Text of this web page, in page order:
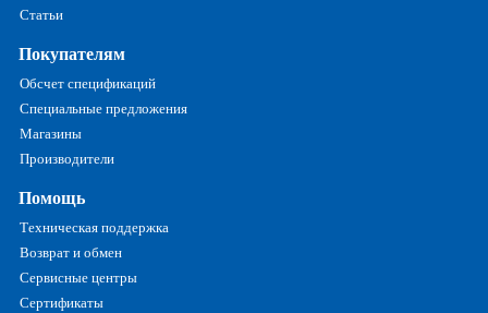
Статьи
Покупателям
Обсчет спецификаций
Специальные предложения
Магазины
Производители
Помощь
Техническая поддержка
Возврат и обмен
Сервисные центры
Сертификаты